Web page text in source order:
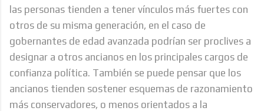
las personas tienden a tener vínculos más fuertes con
otros de su misma generación, en el caso de
gobernantes de edad avanzada podrían ser proclives a
designar a otros ancianos en los principales cargos de
confianza política. También se puede pensar que los
ancianos tienden sostener esquemas de razonamiento
más conservadores, o menos orientados a la